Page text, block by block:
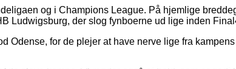
og i Champions League. På hjemlige
Ludwigsburg, der slog fynboerne ud lige inden
Odense, for de plejer at have nerve lige fra